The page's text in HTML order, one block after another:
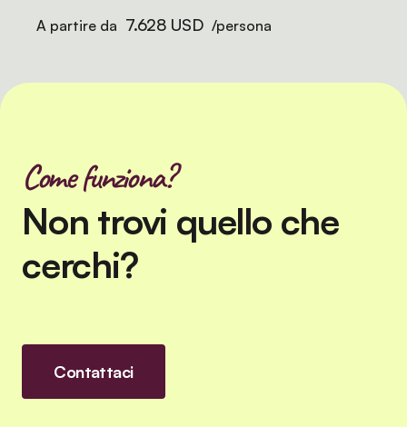
A partire da 7.628 USD /persona
Come funziona?
Non trovi quello che
cerchi?
Contattaci